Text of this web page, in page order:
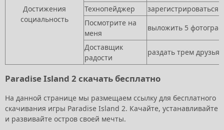
Достижения
социальность
Технопейджер
зарегистрироваться
Посмотрите на
меня
выложить 5
Доставщик
радости
раздать трем
Paradise Island 2 скачать бесплатно
На данной странице мы размещаем ссылку для бесплатного
скачивания игры Paradise Island 2. Качайте, устанавливайте
и развивайте остров своей мечты.